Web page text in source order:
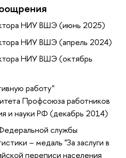
НИУ ВШЭ (июнь 2025)
НИУ ВШЭ (апрель 2024)
НИУ ВШЭ (октябрь
работу"
Профсоюза работников
и науки РФ (декабрь 2014)
службы
– медаль "За заслуги в
переписи населения